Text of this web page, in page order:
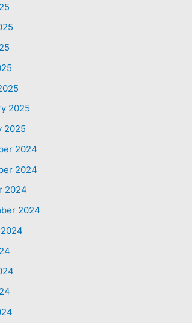
2025
2025
2024
2024
2024
2024